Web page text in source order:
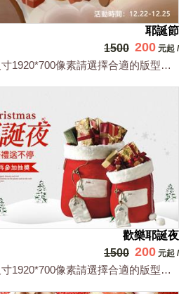
耶誕節
1500 200 元起 /
最大輸出尺寸1920*700像素請選擇合適的版型，文字或相關商品圖須由買方提供文...
歡樂耶誕夜
1500 200 元起 /
最大輸出尺寸1920*700像素請選擇合適的版型，文字或相關商品圖須由買方提供文...